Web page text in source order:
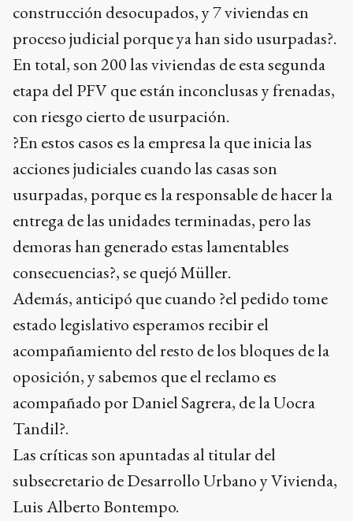
construcción desocupados, y 7 viviendas en
proceso judicial porque ya han sido usurpadas?.
En total, son 200 las viviendas de esta segunda
etapa del PFV que están inconclusas y frenadas,
con riesgo cierto de usurpación.
?En estos casos es la empresa la que inicia las
acciones judiciales cuando las casas son
usurpadas, porque es la responsable de hacer la
entrega de las unidades terminadas, pero las
demoras han generado estas lamentables
consecuencias?, se quejó Müller.
Además, anticipó que cuando ?el pedido tome
estado legislativo esperamos recibir el
acompañamiento del resto de los bloques de la
oposición, y sabemos que el reclamo es
acompañado por Daniel Sagrera, de la Uocra
Tandil?.
Las críticas son apuntadas al titular del
subsecretario de Desarrollo Urbano y Vivienda,
Luis Alberto Bontempo.